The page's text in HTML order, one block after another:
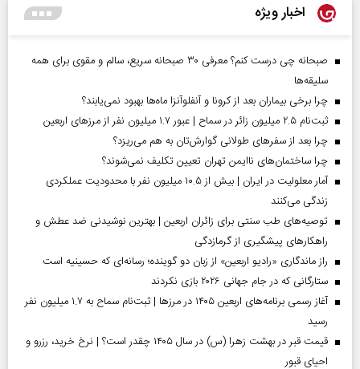
اخبار ویژه
صبحانه چی درست کنم؟ معرفی ۳۰ صبحانه سریع، سالم و مقوی برای همه
سلیقه‌ها
چرا برخی بیماران بعد از کرونا و آنفلوآنزا ماه‌ها بهبود نمی‌یابند؟
ثبت‌نام ۲.۵ میلیون زائر در سماح | عبور ۱.۷ میلیون نفر از مرز‌های اربعین
چرا بعد از سفرهای طولانی گوارش‌تان به هم می‌ریزد؟
چرا ساختمان‌های ناایمن تهران تعیین تکلیف نمی‌شوند؟
آمار معلولیت در ایران | بیش از ۱۰.۵ میلیون نفر با محدودیت عملکردی
زندگی می‌کنند
توصیه‌های طب سنتی برای زائران اربعین | بهترین نوشیدنی ضد عطش و
راهکارهای پیشگیری از گرمازدگی
راز ماندگاری «رادیو اربعین» از زبان دو گوینده؛ رسانه‌ای که حسینیه است
ستارگانی که در جام جهانی ۲۰۲۶ بازی نکردند
آغاز رسمی برنامه‌های اربعین ۱۴۰۵ در مرز‌ها | ثبت‌نام سماح به ۱.۷ میلیون نفر
رسید
قیمت قبر در بهشت زهرا (س) در سال ۱۴۰۵ چقدر است؟ | نرخ خرید، رزرو و
احیای قبور